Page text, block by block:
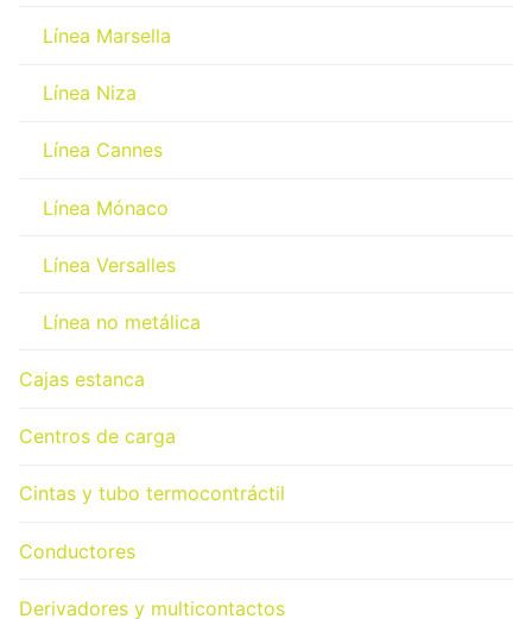
Línea Marsella
Línea Niza
Línea Cannes
Línea Mónaco
Línea Versalles
Línea no metálica
Cajas estanca
Centros de carga
Cintas y tubo termocontráctil
Conductores
Derivadores y multicontactos